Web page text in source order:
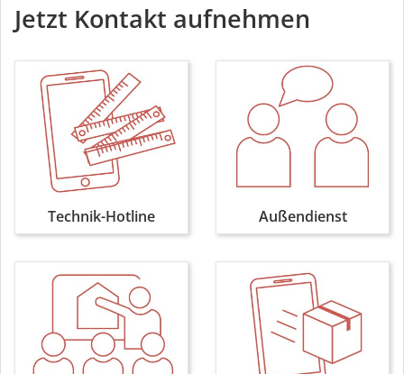
Jetzt Kontakt aufnehmen
Technik-Hotline Außendienst